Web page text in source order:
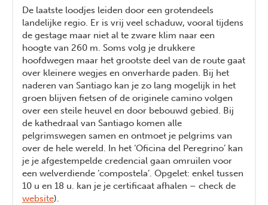
De laatste loodjes leiden door een grotendeels
landelijke regio. Er is vrij veel schaduw, vooral tijdens
de gestage maar niet al te zware klim naar een
hoogte van 260 m. Soms volg je drukkere
hoofdwegen maar het grootste deel van de route gaat
over kleinere wegjes en onverharde paden. Bij het
naderen van Santiago kan je zo lang mogelijk in het
groen blijven fietsen of de originele camino volgen
over een steile heuvel en door bebouwd gebied. Bij
de kathedraal van Santiago komen alle
pelgrimswegen samen en ontmoet je pelgrims van
over de hele wereld. In het ‘Oficina del Peregrino’ kan
je je afgestempelde credencial gaan omruilen voor
een welverdiende ‘compostela’. Opgelet: enkel tussen
10 u en 18 u. kan je je certificaat afhalen – check de
website).